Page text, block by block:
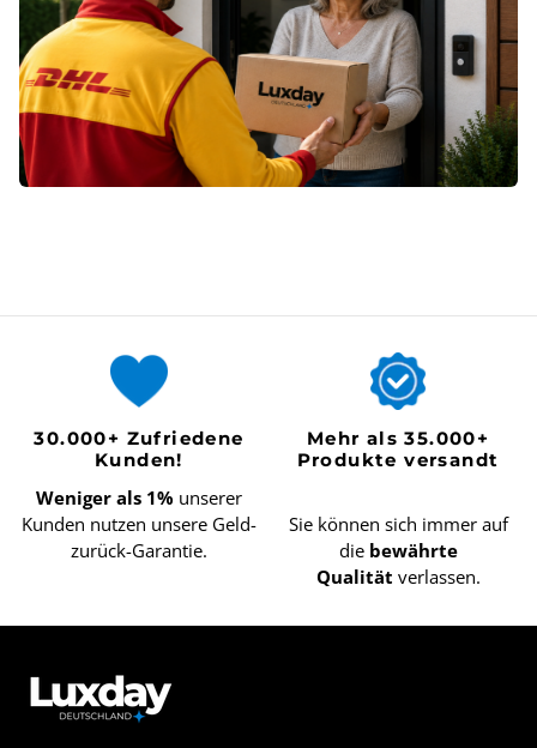
30.000+ Zufriedene
Kunden!
Weniger als 1% unserer
Kunden nutzen unsere Geld-
zurück-Garantie.
Mehr als 35.000+
Produkte versandt
Sie können sich immer auf
die bewährte
Qualität verlassen.